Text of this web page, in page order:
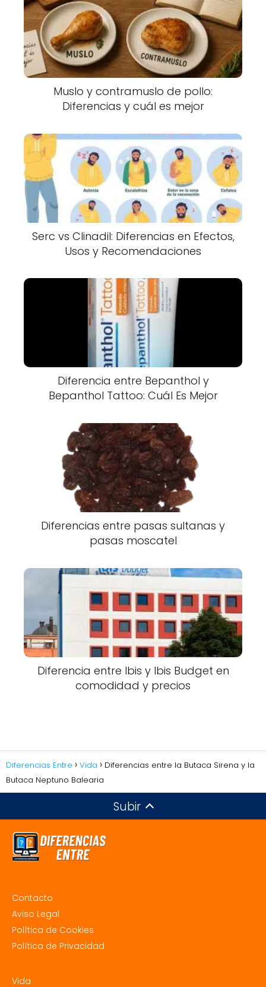
Muslo y contramuslo de pollo:
Diferencias y cuál es mejor
Serc vs Clinadil: Diferencias en Efectos,
Usos y Recomendaciones
Diferencia entre Bepanthol y
Bepanthol Tattoo: Cuál Es Mejor
Diferencias entre pasas sultanas y
pasas moscatel
Diferencia entre Ibis y Ibis Budget en
comodidad y precios
Diferencias Entre Vida
Diferencias entre la Butaca Sirena y la
Butaca Neptuno Balearia
Subir
Contacto
Aviso Legal
Política de Cookies
Política de Privacidad
Vida